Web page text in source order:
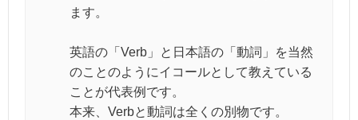
ます。
英語の「Verb」と日本語の「動詞」を当然
のことのようにイコールとして教えている
ことが代表例です。
本来、Verbと動詞は全くの別物です。